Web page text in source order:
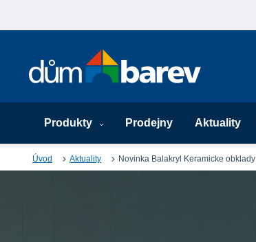
Produkty Prodejny Aktuality
Úvod Aktuality Novinka Balakryl Keramicke obklady